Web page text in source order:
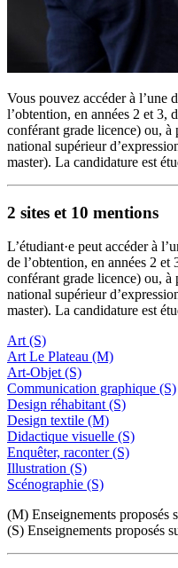
Vous pouvez accéder à l’une
l’obtention, en années 2 et 3,
conférant grade licence) ou, à
national supérieur
master). La candidature est
2 sites et 10 mentions
L’étudiant·e peut accéder à
de l’obtention, en années 2
conférant grade licence) ou, à
national supérieur
master). La candidature est
Art (S)
Art Le Plateau (M)
Art-Objet (S)
Communication graphique (S)
Design réhabitant (S)
Design textile (M)
Didactique visuelle (S)
Enquêter, raconter (S)
Illustration (S)
Scénographie (S)
(M) Enseignements proposés
(S) Enseignements proposés